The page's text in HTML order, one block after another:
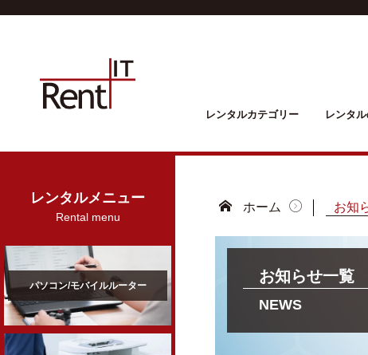
レンタルカテゴリー レンタ
レンタルメニュー
Rental menu
パソコン/モバイルルーター
ホーム お知
お知らせ一覧
NEWS